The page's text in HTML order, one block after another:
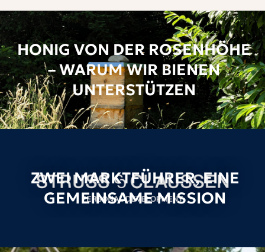
HONIG VON DER ROSENHÖHE
– WARUM WIR BIENEN
UNTERSTÜTZEN
ZWEI MARKTFÜHRER, EINE
GEMEINSAME MISSION